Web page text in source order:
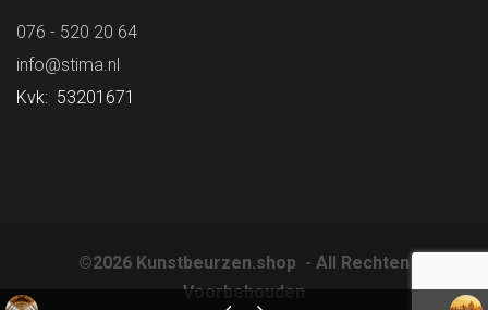
076 - 520 20 64
info@stima.nl
Kvk: 53201671
©2026 Kunstbeurzen.shop - All Rechten
Voorbehouden